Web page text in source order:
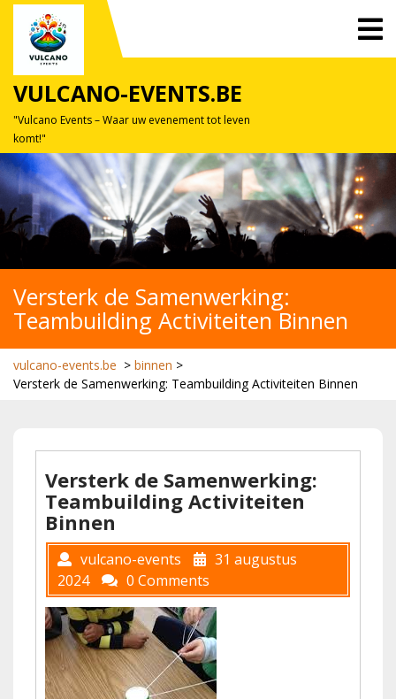
Skip
content
VULCANO-EVENTS.BE
"Vulcano Events – Waar uw evenement tot leven
komt!"
Versterk de Samenwerking:
Teambuilding Activiteiten Binnen
vulcano-events.be > binnen >
Versterk de Samenwerking: Teambuilding Activiteiten Binnen
Versterk de Samenwerking:
Teambuilding Activiteiten
Binnen
vulcano-events
31 augustus
2024
0 Comments